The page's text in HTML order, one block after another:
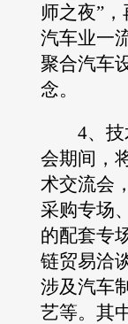
师之夜”
汽车业一
聚合汽车
念。
4、技
会期间，
术交流会
采购专场
的配套专
链贸易洽
涉及汽车
艺等。其